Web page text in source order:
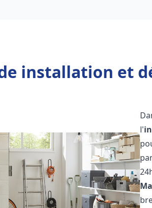
installation et
l'